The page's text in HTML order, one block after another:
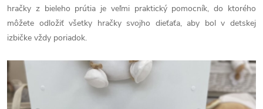
hračky z bieleho prútia je veľmi praktický pomocník, do ktorého
môžete odložiť všetky hračky svojho dieťaťa, aby bol v detskej
izbičke vždy poriadok.